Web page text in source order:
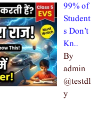
99% of
Student
s Don’t
Kn…
By
admin
@testdl
y